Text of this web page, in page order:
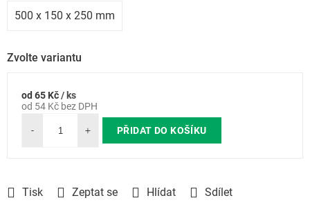
Zvolte variantu
500 x 150 x 250 mm
Tisk Zeptat se Hlídat Sdílet
od 65 Kč/ ks
od 54 Kč bez DPH
Měrná
PŘIDAT DO KOŠÍKU